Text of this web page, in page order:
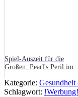
Spiel-Auszeit für die
Großen: Pearl's Peril im
Kategorie:
Schlagwort: !Werbung!